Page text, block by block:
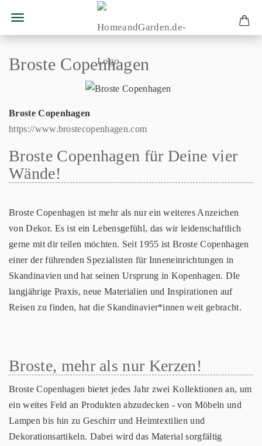
Broste Copenhagen
Broste Copenhagen
https://www.brostecopenhagen.com
Broste Copenhagen für Deine vier
Wände!
Broste Copenhagen ist mehr als nur ein weiteres Anzeichen
von Dekor. Es ist ein Lebensgefühl, das wir leidenschaftlich
gerne mit dir teilen möchten. Seit 1955 ist Broste Copenhagen
einer der führenden Spezialisten für Inneneinrichtungen in
Skandinavien und hat seinen Ursprung in Kopenhagen. DIe
langjährige Praxis, neue Materialien und Inspirationen auf
Reisen zu finden, hat die Skandinavier*innen weit gebracht.
Broste, mehr als nur Kerzen!
Broste Copenhagen bietet jedes Jahr zwei Kollektionen an, um
ein weites Feld an Produkten abzudecken - von Möbeln und
Lampen bis hin zu Geschirr und Heimtextilien und
Dekorationsartikeln. Dabei wird das Material sorgfältig